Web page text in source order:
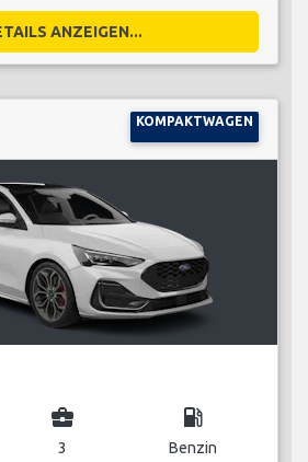
ANZEIGEN...
KOMPAKTWAGEN
business_center
3
local_gas_station
Benzin